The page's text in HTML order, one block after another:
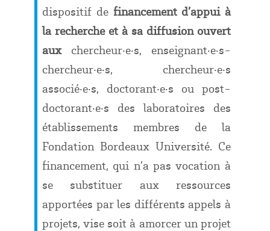
dispositif de financement d’appui à
la recherche et à sa diffusion ouvert
aux chercheur·e·s, enseignant·e·s-
chercheur·e·s, chercheur·e·s
associé·e·s, doctorant·e·s ou post-
doctorant·e·s des laboratoires des
établissements membres de la
Fondation Bordeaux Université. Ce
financement, qui n’a pas vocation à
se substituer aux ressources
apportées par les différents appels à
projets, vise soit à amorcer un projet